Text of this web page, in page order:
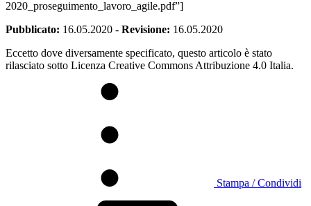
2020_proseguimento_lavoro_agile.pdf”]
Pubblicato: 16.05.2020 - Revisione: 16.05.2020
Eccetto dove diversamente specificato, questo articolo è stato
rilasciato sotto Licenza Creative Commons Attribuzione 4.0 Italia.
Stampa / Condividi